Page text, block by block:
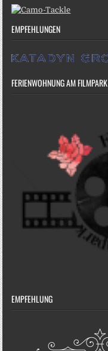
EMPFEHLUNGEN
FERIENWOHNUNG AM FILMPARK
EMPFEHLUNG